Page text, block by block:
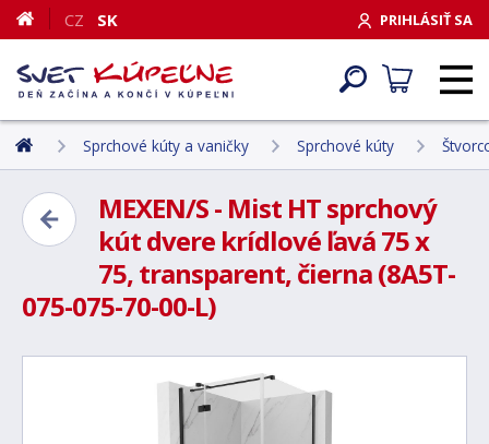
PRIHLÁSIŤ SA
CZ SK
Sprchové kúty a vaničky Sprchové kúty
MEXEN/S - Mist HT sprchový
kút dvere krídlové ľavá 75 x
75, transparent, čierna (8A5T-
075-075-70-00-L)